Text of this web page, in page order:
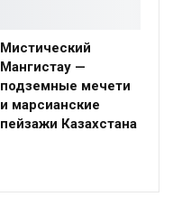
Мистический
Мангистау —
подземные мечети
и марсианские
пейзажи Казахстана